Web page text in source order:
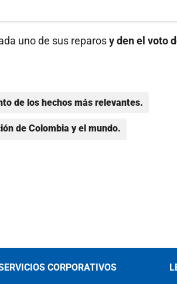
uno de sus reparosy den el voto
de los hechos más relevantes.
de Colombia y el mundo.
CORPORATIVOS